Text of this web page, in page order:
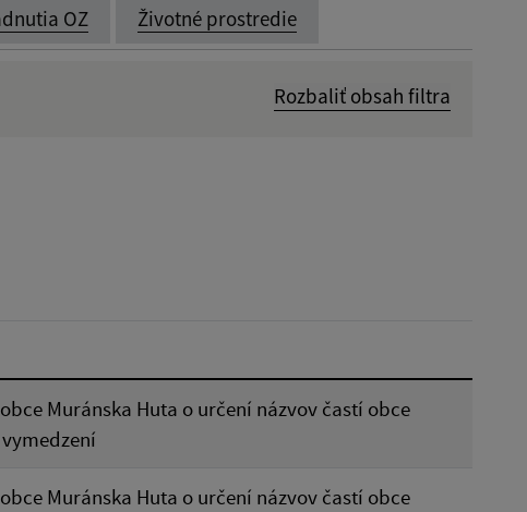
OZ Životné prostredie
Rozbaliť obsah filtra
Muránska Huta o určení názvov častí obce
Muránska Huta o určení názvov častí obce